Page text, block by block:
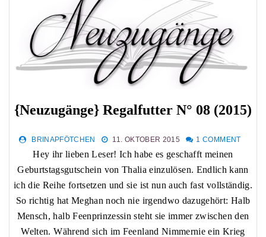
{Neuzugänge} Regalfutter N° 08 (2015)
BRINAPFÖTCHEN 11. OKTOBER 2015 1 COMMENT
Hey ihr lieben Leser! Ich habe es geschafft meinen
Geburtstagsgutschein von Thalia einzulösen. Endlich kann
ich die Reihe fortsetzen und sie ist nun auch fast vollständig.
So richtig hat Meghan noch nie irgendwo dazugehört: Halb
Mensch, halb Feenprinzessin steht sie immer zwischen den
Welten. Während sich im Feenland Nimmernie ein Krieg